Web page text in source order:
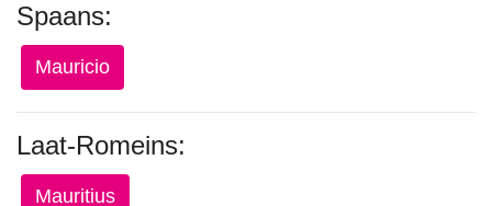
Spaans:
Mauricio
Laat-Romeins:
Mauritius